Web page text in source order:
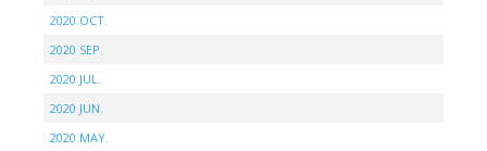
2020 OCT.
2020 SEP.
2020 JUL.
2020 JUN.
2020 MAY.